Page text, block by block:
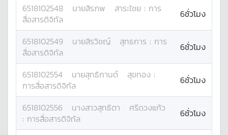
6518102548 นายสิรภพ สาระไชย : การ
สื่อสารดิจิทัล
6ชั่วโมง
6518102549 นายสิรวิชญ์ สุทธการ : การ
สื่อสารดิจิทัล
6ชั่วโมง
6518102554 นายสุทธิกานต์ สุขทอง :
การสื่อสารดิจิทัล
6ชั่วโมง
6518102556 นางสาวสุทธิตา
ศรีดวงแก้ว
: การสื่อสารดิจิทัล 6ชั่วโมง